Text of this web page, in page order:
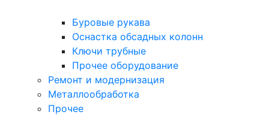
Буровые рукава
Оснастка обсадных колонн
Ключи трубные
Прочее оборудование
Ремонт и модернизация
Металлообработка
Прочее